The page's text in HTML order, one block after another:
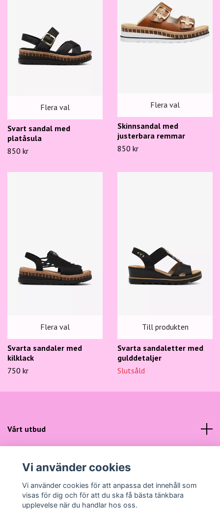
Flera val
Svart sandal med
platåsula
850 kr
Flera val
Skinnsandal med
justerbara remmar
850 kr
Flera val
Svarta sandaler med
kilklack
750 kr
Till produkten
Svarta sandaletter med
gulddetaljer
Slutsåld
Vårt utbud
Sociala medier
Vi använder cookies
Vi använder cookies för att anpassa det innehåll som
visas för dig och för att du ska få bästa tänkbara
upplevelse när du handlar hos oss.